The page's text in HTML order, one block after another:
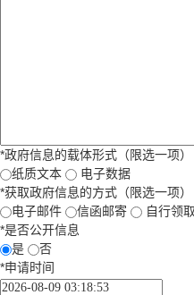
*政府信息的载体形式（限选一项）
纸质文本
电子数据
*获取政府信息的方式（限选一项）
电子邮件
信函邮寄
自行领取
*是否公开信息
是
否
*申请时间